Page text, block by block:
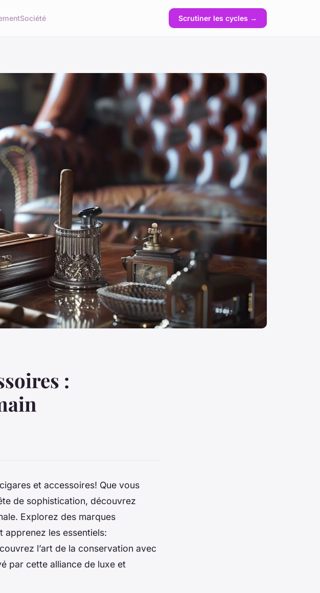
Société Scrutiner les cycles →
:
et accessoires! Que vous
de sophistication, découvrez
Explorez des marques
les essentiels:
l’art de la conservation avec
par cette alliance de luxe et